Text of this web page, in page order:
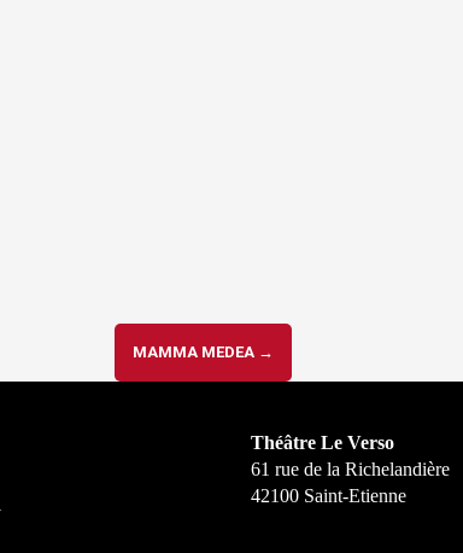
MAMMA MEDEA →
Théâtre Le Verso
61 rue de la Richelandière
42100 Saint-Etienne